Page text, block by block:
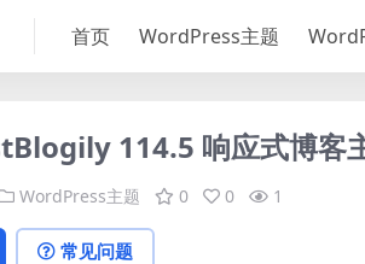
首页 WordPress主题
114.5 响应式博客
WordPress主题 0 0 1
常见问题